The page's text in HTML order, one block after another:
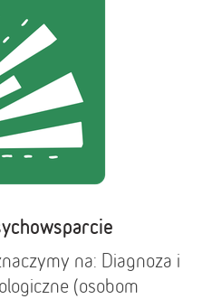
na: Diagnoza i
(osobom